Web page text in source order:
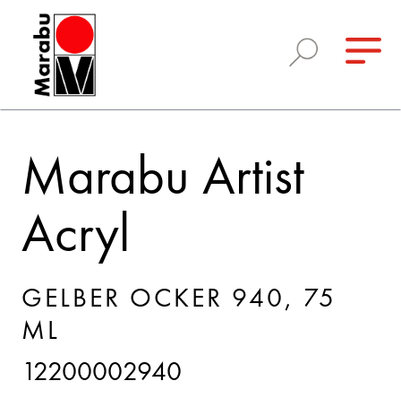
Marabu Artist
Acryl
GELBER OCKER 940, 75
ML
12200002940